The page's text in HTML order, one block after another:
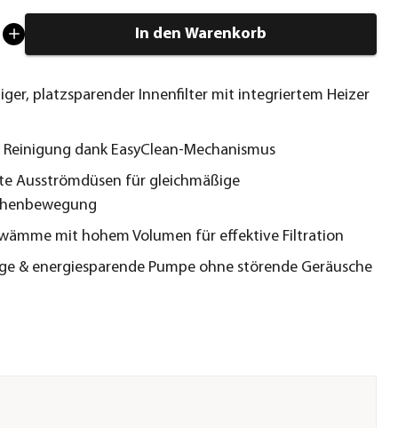
In den Warenkorb
platzsparender Innenfilter mit integriertem Heizer
dank EasyClean-Mechanismus
Ausströmdüsen für gleichmäßige
mit hohem Volumen für effektive Filtration
& energiesparende Pumpe ohne störende Geräusche